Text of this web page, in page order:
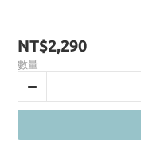
NT$2,290
數量